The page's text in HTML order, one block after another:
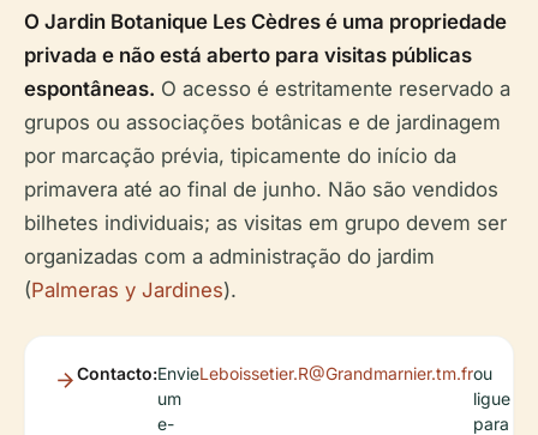
O Jardin Botanique Les Cèdres é uma propriedade
privada e não está aberto para visitas públicas
espontâneas. O acesso é estritamente reservado a
grupos ou associações botânicas e de jardinagem
por marcação prévia, tipicamente do início da
primavera até ao final de junho. Não são vendidos
bilhetes individuais; as visitas em grupo devem ser
organizadas com a administração do jardim
(Palmeras y Jardines).
Contacto:Envie
um
e-
Leboissetier.R@Grandmarnier.tm.frou
ligue
para